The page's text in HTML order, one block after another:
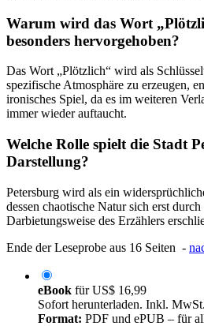
Warum wird das Wort
besonders hervorgehoben?
Das Wort „Plötzlich“ wird als
spezifische Atmosphäre zu erzeugen,
ironisches Spiel, da es im weiteren
immer wieder auftaucht.
Welche Rolle spielt die Stadt
Darstellung?
Petersburg wird als ein
dessen chaotische Natur sich erst
Darbietungsweise des Erzählers
Ende der Leseprobe aus 16 Seiten -
eBook fürUS$ 16,99
Sofort herunterladen. Inkl. MwSt.
Format: PDF und ePUB – für